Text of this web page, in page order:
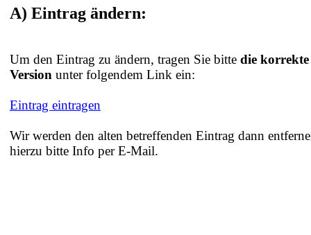
A) Eintrag ändern:
Um den Eintrag zu ändern, tragen Sie bitte die korrekte
Version unter folgendem Link ein:
Eintrag eintragen
Wir werden den alten betreffenden Eintrag dann
hierzu bitte Info per E-Mail.